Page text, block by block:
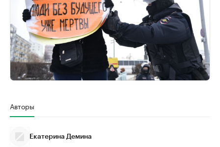
Авторы
Екатерина Демина